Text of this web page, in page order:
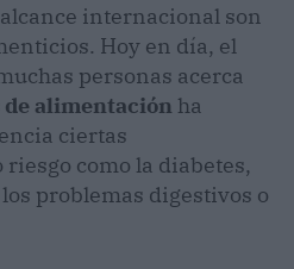
internacional son
Hoy en día, el
personas acerca
de alimentación ha
ciertas
como la diabetes,
problemas digestivos o